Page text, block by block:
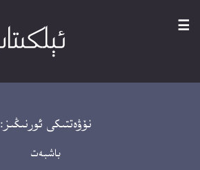
☰
نۆۋەتتىكى ئورنىڭىز:
باشبەت